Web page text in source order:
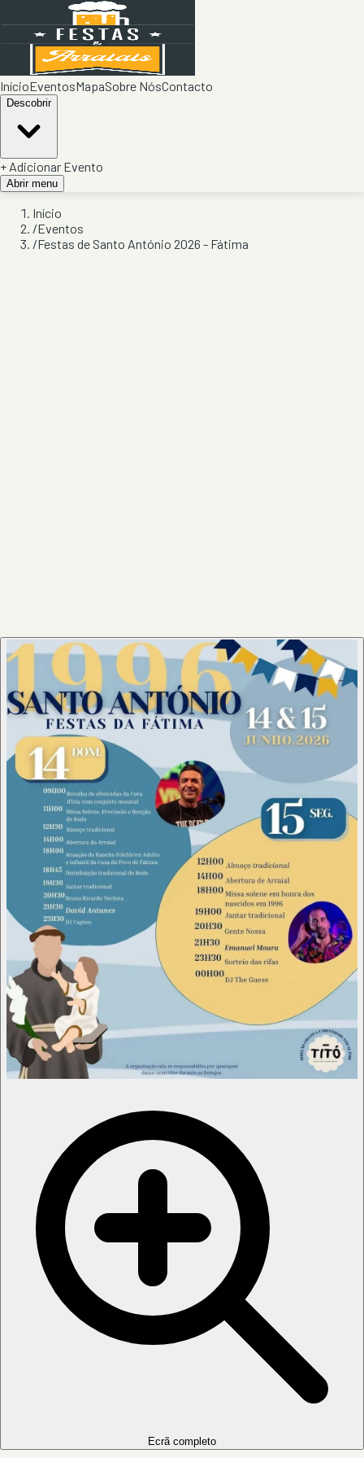
InícioEventosMapaSobre NósContacto
Descobrir
+ Adicionar Evento
Abrir menu
Início
/Eventos
/Festas de Santo António 2026 - Fátima
Ecrã completo